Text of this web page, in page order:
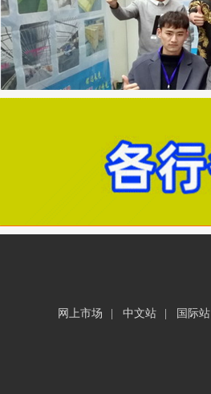
网上市场 中文站 国际站